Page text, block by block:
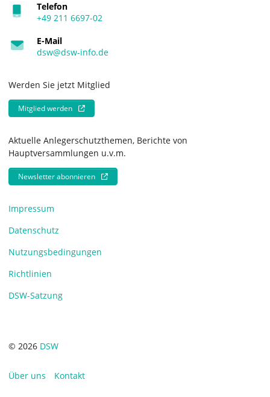
Telefon
+49 211 6697-02
E-Mail
dsw@dsw-info.de
Werden Sie jetzt Mitglied
Mitglied werden
Aktuelle Anlegerschutzthemen, Berichte von
Hauptversammlungen u.v.m.
Newsletter abonnieren
Impressum
Datenschutz
Nutzungsbedingungen
Richtlinien
DSW-Satzung
© 2026 DSW
Über uns Kontakt